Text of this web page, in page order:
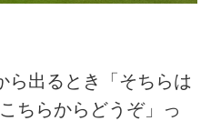
出るとき「そちらは
ちらからどうぞ」っ